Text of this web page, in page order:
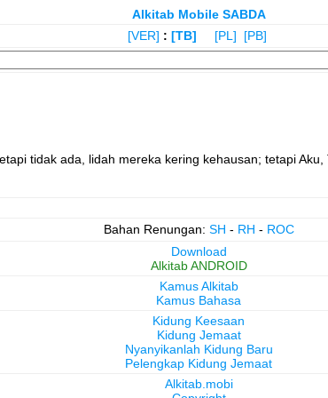
Alkitab Mobile SABDA
[VER] : [TB] [PL] [PB]
tidak ada, lidah mereka kering kehausan; tetapi
Bahan Renungan: SH - RH - ROC
Download
Alkitab ANDROID
Kamus Alkitab
Kamus Bahasa
Kidung Keesaan
Kidung Jemaat
Nyanyikanlah Kidung Baru
Pelengkap Kidung Jemaat
Alkitab.mobi